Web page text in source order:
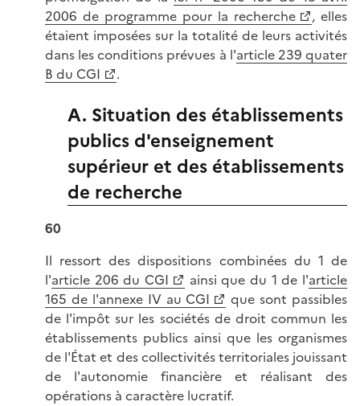
2006 de programme pour la recherche
, elles
étaient imposées sur la totalité de leurs activités
dans les conditions prévues à l'article 239 quater
B du CGI
.
A. Situation des établissements
publics d'enseignement
supérieur et des établissements
de recherche
60
Il ressort des dispositions combinées du 1 de
l'article 206 du CGI ainsi que du 1 de l'article
165 de l'annexe IV au CGI
que sont passibles
de l'impôt sur les sociétés de droit commun les
établissements publics ainsi que les organismes
de l'État et des collectivités territoriales jouissant
de l'autonomie financière et réalisant des
opérations à caractère lucratif.